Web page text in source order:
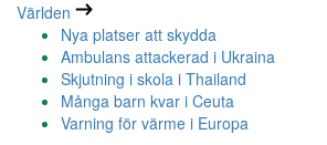
Världen
Nya platser att skydda
Ambulans attackerad i Ukraina
Skjutning i skola i Thailand
Många barn kvar i Ceuta
Varning för värme i Europa